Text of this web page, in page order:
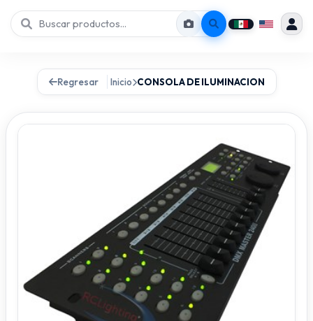
Regresar Inicio CONSOLA DE ILUMINACION